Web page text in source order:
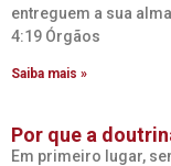
entreguem a sua
4:19 Órgãos
Saiba mais »
Por que a
Em primeiro lugar,